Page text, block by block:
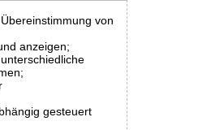
von
anzeigen;
gesteuert